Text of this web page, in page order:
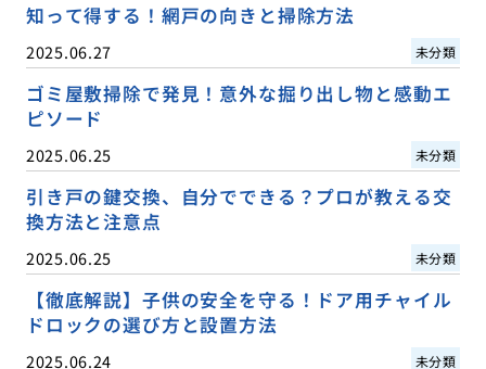
知って得する！網戸の向きと掃除方法
2025.06.27 未分類
ゴミ屋敷掃除で発見！意外な掘り出し物と感動エ
ピソード
2025.06.25 未分類
引き戸の鍵交換、自分でできる？プロが教える交
換方法と注意点
2025.06.25 未分類
【徹底解説】子供の安全を守る！ドア用チャイル
ドロックの選び方と設置方法
2025.06.24 未分類